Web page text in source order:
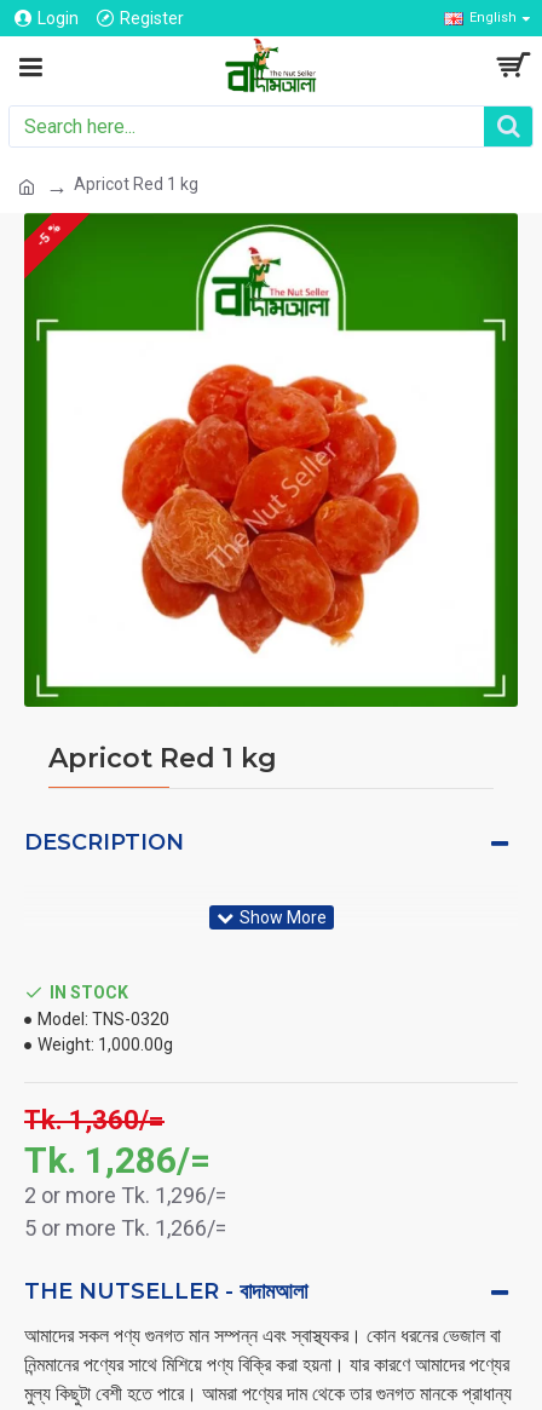
Login Register English
Apricot Red 1 kg
-5 %
Apricot Red 1 kg
DESCRIPTION
Tk. 1,286/=
Tk. 1,360/=
2 or more Tk. 1,296/=
5 or more Tk. 1,266/=
IN STOCK
Model: TNS-0320
Weight: 1,000.00g
THE NUTSELLER - বাদামআলা
আমাদের সকল পণ্য গুনগত মান সম্পন্ন এবং স্বাস্থ্যকর। কোন ধরনের ভেজাল বা
নিন্মমানের পণ্যের সাথে মিশিয়ে পণ্য বিক্রি করা হয়না। যার কারণে আমাদের পণ্যের
মুল্য কিছুটা বেশী হতে পারে। আমরা পণ্যের দাম থেকে তার গুনগত মানকে প্রাধান্য